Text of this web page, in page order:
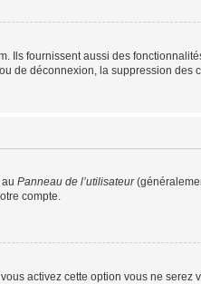
Ils fournissent aussi des
de déconnexion, la suppression des
Panneau de l’utilisateur
compte.
vous activez cette option vous ne serez